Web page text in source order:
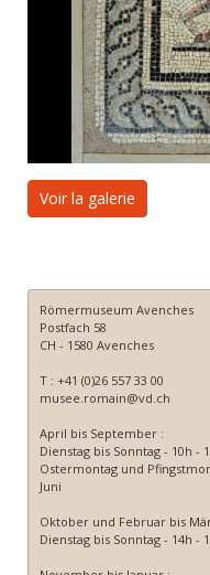
Voir la galerie
Römermuseum Avenches
Postfach 58
CH - 1580 Avenches
T : +41 (0)26 557 33 00
musee.romain@vd.ch
April bis September :
Dienstag bis Sonntag - 10h -
Ostermontag und
Juni
Oktober und Februar bis
Dienstag bis Sonntag - 14h -